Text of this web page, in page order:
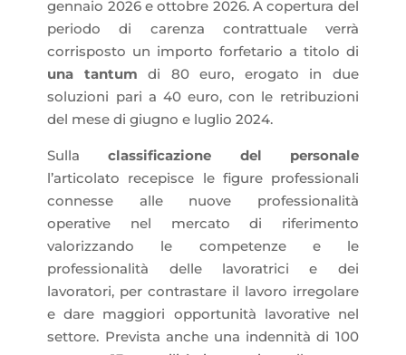
gennaio 2026 e ottobre 2026. A copertura del
periodo di carenza contrattuale verrà
corrisposto un importo forfetario a titolo di
una tantum di 80 euro, erogato in due
soluzioni pari a 40 euro, con le retribuzioni
del mese di giugno e luglio 2024.
Sullaclassificazione del personale
l’articolato recepisce le figure professionali
connesse alle nuove professionalità
operative nel mercato di riferimento
valorizzando le competenze e le
professionalità delle lavoratrici e dei
lavoratori, per contrastare il lavoro irregolare
e dare maggiori opportunità lavorative nel
settore. Prevista anche una indennità di 100